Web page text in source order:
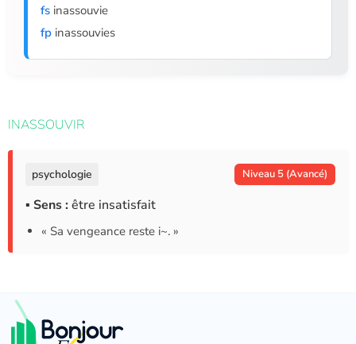
fs inassouvie
fp inassouvies
INASSOUVIR
psychologie Niveau 5 (Avancé)
▪ Sens : être insatisfait
« Sa vengeance reste i~. »